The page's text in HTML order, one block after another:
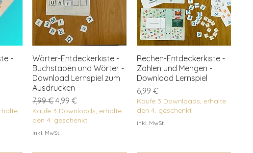
-
Wörter-Entdeckerkiste -
Buchstaben und Wörter -
Download Lernspiel zum
Ausdrucken
Standardpreis
7,99 €Sale-Preis
4,99 €
Kaufe 3 Downloads, erhalte
den 4. geschenkt
inkl. MwSt.
Rechen-Entdeckerkiste -
Zahlen und Mengen -
Download Lernspiel
Preis
6,99 €
Kaufe 3 Downloads, erhalte
den 4. geschenkt
inkl. MwSt.